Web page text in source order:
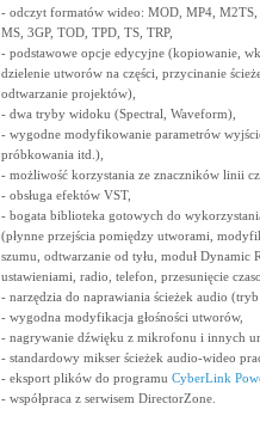
- odczyt formatów wideo: MOD, MP4,
MS, 3GP, TOD, TPD, TS, TRP,
- podstawowe opcje edycyjne (kopiowanie,
dzielenie utworów na części, przycinanie
odtwarzanie projektów),
- dwa tryby widoku (Spectral, Waveform),
- wygodne modyfikowanie parametrów
próbkowania itd.),
- możliwość korzystania ze znaczników linii
- obsługa efektów VST,
- bogata biblioteka gotowych do
(płynne przejścia pomiędzy utworami,
szumu, odtwarzanie od tyłu, moduł
ustawieniami, radio, telefon, przesunięcie
- narzędzia do naprawiania ścieżek audio
- wygodna modyfikacja głośności utworów,
- nagrywanie dźwięku z mikrofonu i innych
- standardowy mikser ścieżek audio-wideo
- eksport plików do programu CyberLink
- współpraca z serwisem DirectorZone.